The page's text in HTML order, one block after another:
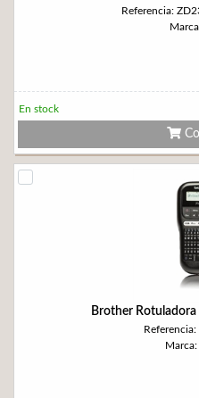
Referencia:
En stock
Brother